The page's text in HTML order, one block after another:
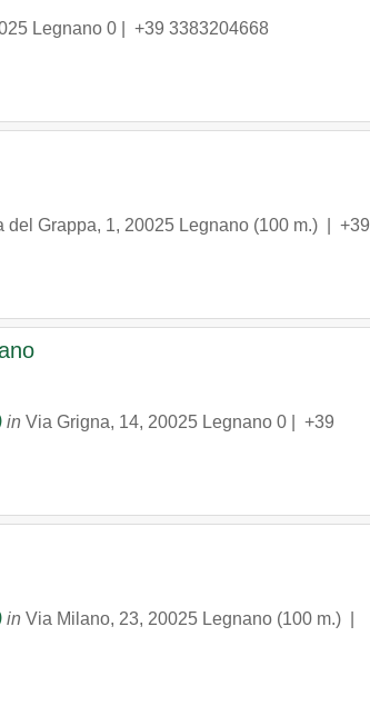
Legnano 0 | +39 3383204668
del Grappa, 1, 20025 Legnano (100 m.) | +39
in Via Grigna, 14, 20025 Legnano 0 | +39
in Via Milano, 23, 20025 Legnano (100 m.) |